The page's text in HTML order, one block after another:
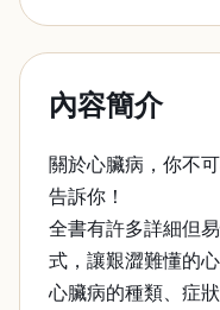
內容簡介
關於心臟病，你不
告訴你！
全書有許多詳細但
式，讓艱澀難懂的
心臟病的種類、症